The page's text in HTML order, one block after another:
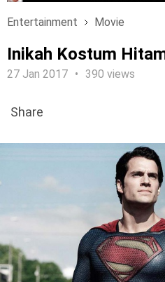
Entertainment Movie
Inikah Kostum
27 Jan 2017 390 views
LOGIN
Share